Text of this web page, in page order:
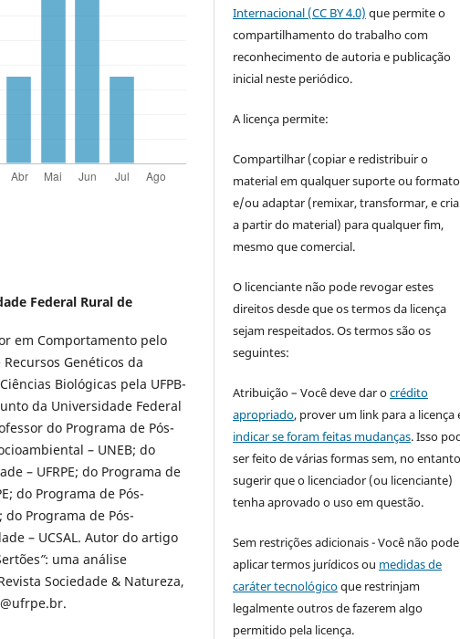
Federal Rural de
em Comportamento pelo
Genéticos da
Biológicas pela UFPB-
da Universidade Federal
do Programa de Pós-
– UNEB; do
– UFRPE; do Programa de
do Programa de Pós-
do Programa de Pós-
– UCSAL. Autor do artigo
”: uma análise
Sociedade & Natureza,
Internacional (CC BY 4.0) que permite o
compartilhamento do trabalho com
reconhecimento de autoria e publicação
inicial neste periódico.
A licença permite:
Compartilhar (copiar e redistribuir o
material em qualquer suporte ou
e/ou adaptar (remixar, transformar, e
a partir do material) para qualquer fim,
mesmo que comercial.
O licenciante não pode revogar estes
direitos desde que os termos da licença
sejam respeitados. Os termos são os
seguintes:
Atribuição – Você deve dar ocrédito
apropriado, prover um link para a licença
indicar se foram feitas mudanças. Isso
ser feito de várias formas sem, no
sugerir que o licenciador (ou licenciante)
tenha aprovado o uso em questão.
Sem restrições adicionais - Você não pode
aplicar termos jurídicos ou medidas de
caráter tecnológicoque restrinjam
legalmente outros de fazerem algo
permitido pela licença.